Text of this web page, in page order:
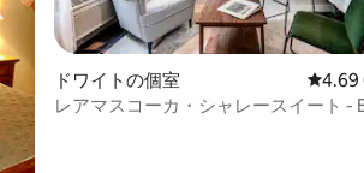
ドワイトの個室 レビ
4.69
レアマスコーカ・シャレースイート -